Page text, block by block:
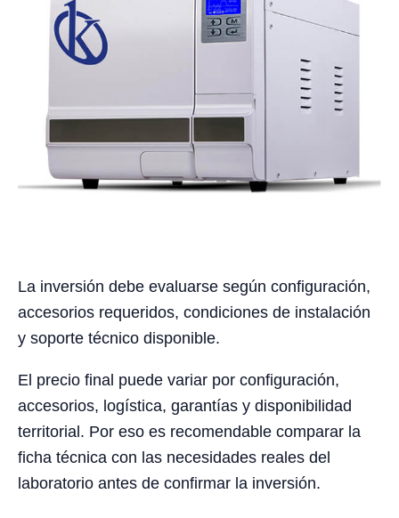
La inversión debe evaluarse según configuración,
accesorios requeridos, condiciones de instalación
y soporte técnico disponible.
El precio final puede variar por configuración,
accesorios, logística, garantías y disponibilidad
territorial. Por eso es recomendable comparar la
ficha técnica con las necesidades reales del
laboratorio antes de confirmar la inversión.